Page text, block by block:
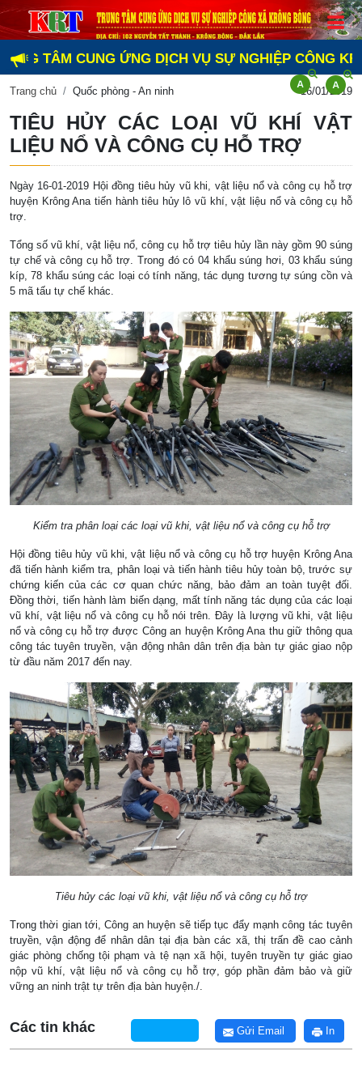
TÂM CUNG ỨNG DỊCH VỤ SỰ NGHIỆP CÔNG
Trang chủ Quốc phòng - An ninh 16/01/2019
TIÊU HỦY CÁC LOẠI VŨ KHÍ VẬT
LIỆU NỔ VÀ CÔNG CỤ HỖ TRỢ
Ngày 16-01-2019 Hội đồng tiêu hủy vũ khi, vật liệu nổ và công cụ hỗ trợ
huyện Krông Ana tiến hành tiêu hủy lô vũ khí, vật liệu nổ và công cụ hỗ
trợ.
Tổng số vũ khí, vật liệu nổ, công cụ hỗ trợ tiêu hủy lần này gồm 90 súng
tự chế và công cụ hỗ trợ. Trong đó có 04 khẩu súng hơi, 03 khẩu súng
kíp, 78 khẩu súng các loại có tính năng, tác dụng tương tự súng cồn và
5 mã tấu tự chế khác.
Kiểm tra phân loại các loại vũ khi, vật liệu nổ và công cụ hỗ trợ
Hội đồng tiêu hủy vũ khi, vật liệu nổ và công cụ hỗ trợ huyện Krông Ana
đã tiến hành kiểm tra, phân loại và tiến hành tiêu hủy toàn bộ, trước sự
chứng kiến của các cơ quan chức năng, bảo đảm an toàn tuyệt đối.
Đồng thời, tiến hành làm biến dạng, mất tính năng tác dụng của các loại
vũ khí, vật liệu nổ và công cụ hỗ nói trên. Đây là lượng vũ khi, vật liệu
nổ và công cụ hỗ trợ được Công an huyện Krông Ana thu giữ thông qua
công tác tuyên truyền, vận động nhân dân trên địa bàn tự giác giao nộp
từ đầu năm 2017 đến nay.
Tiêu hủy các loại vũ khi, vật liệu nổ và công cụ hỗ trợ
Trong thời gian tới, Công an huyện sẽ tiếp tục đẩy mạnh công tác tuyên
truyền, vận động để nhân dân tại địa bàn các xã, thị trấn đề cao cảnh
giác phòng chống tội phạm và tệ nạn xã hội, tuyên truyền tự giác giao
nộp vũ khí, vật liệu nổ và công cụ hỗ trợ, góp phần đảm bảo và giữ
vững an ninh trật tự trên địa bàn huyện./.
In
Gửi Email
Các tin khác